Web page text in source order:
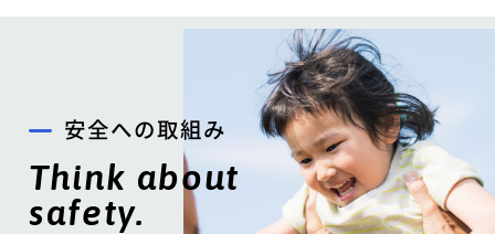
安全への取組み
Think about
safety.